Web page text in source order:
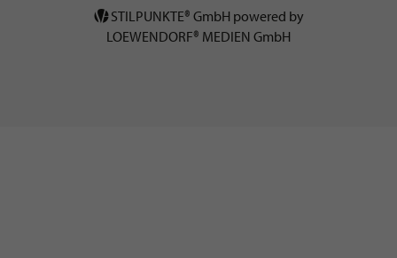
STILPUNKTE® GmbH powered by
LOEWENDORF® MEDIEN GmbH